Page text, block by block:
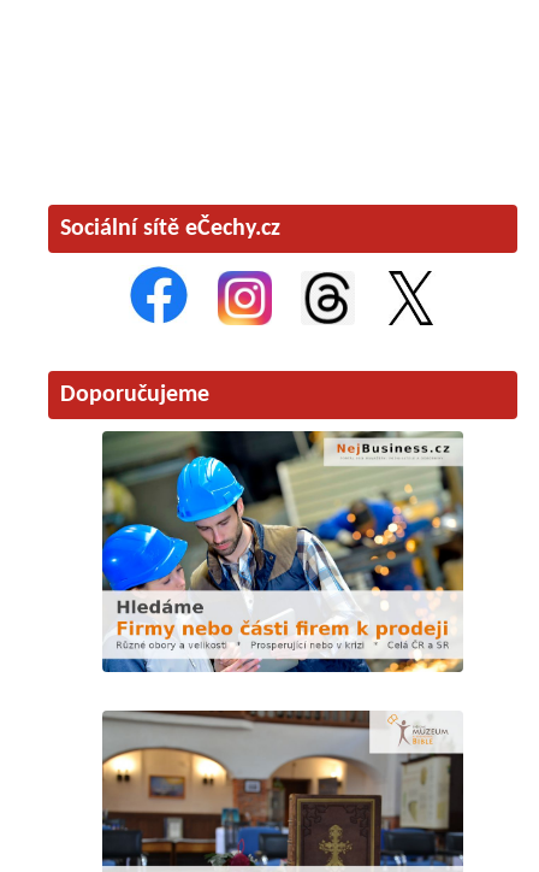
Sociální sítě eČechy.cz
Doporučujeme